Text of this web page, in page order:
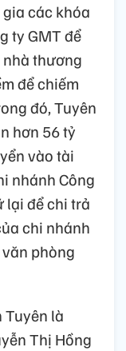
các khóa
ty GMT để
thương
để chiếm
đó, Tuyên
hơn 56 tỷ
vào tài
nhánh Công
lại để chi trả
chi nhánh
phòng
Tuyên là
Thị Hồng